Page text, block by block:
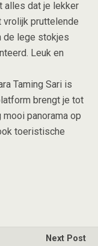
alles dat je lekker
vrolijk pruttelende
de lege stokjes
Leuk en
Taming Sari is
brengt je tot
panorama op
toeristische
Next Post